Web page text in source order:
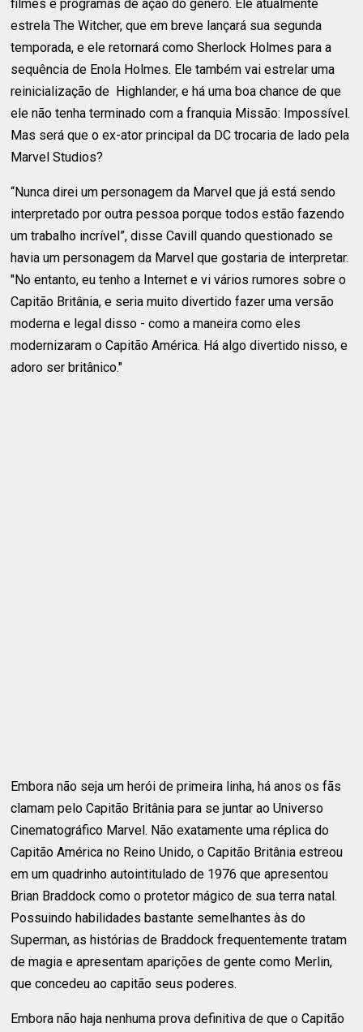
filmes e programas de ação do gênero. Ele atualmente
estrela The Witcher, que em breve lançará sua segunda
temporada, e ele retornará como Sherlock Holmes para a
sequência de Enola Holmes. Ele também vai estrelar uma
reinicialização de Highlander, e há uma boa chance de que
ele não tenha terminado com a franquia Missão: Impossível.
Mas será que o ex-ator principal da DC trocaria de lado pela
Marvel Studios?
“Nunca direi um personagem da Marvel que já está sendo
interpretado por outra pessoa porque todos estão fazendo
um trabalho incrível”, disse Cavill quando questionado se
havia um personagem da Marvel que gostaria de interpretar.
"No entanto, eu tenho a Internet e vi vários rumores sobre o
Capitão Britânia, e seria muito divertido fazer uma versão
moderna e legal disso - como a maneira como eles
modernizaram o Capitão América. Há algo divertido nisso, e
adoro ser britânico."
Embora não seja um herói de primeira linha, há anos os fãs
clamam pelo Capitão Britânia para se juntar ao Universo
Cinematográfico Marvel. Não exatamente uma réplica do
Capitão América no Reino Unido, o Capitão Britânia estreou
em um quadrinho autointitulado de 1976 que apresentou
Brian Braddock como o protetor mágico de sua terra natal.
Possuindo habilidades bastante semelhantes às do
Superman, as histórias de Braddock frequentemente tratam
de magia e apresentam aparições de gente como Merlin,
que concedeu ao capitão seus poderes.
Embora não haja nenhuma prova definitiva de que o Capitão